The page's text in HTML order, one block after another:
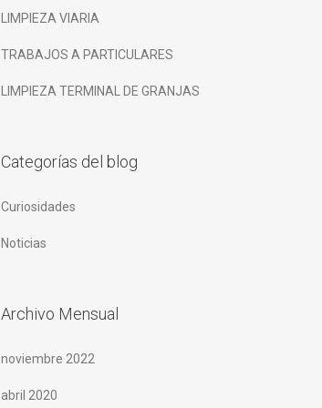
LIMPIEZA VIARIA
TRABAJOS A PARTICULARES
LIMPIEZA TERMINAL DE GRANJAS
Categorías del blog
Curiosidades
Noticias
Archivo Mensual
noviembre 2022
abril 2020